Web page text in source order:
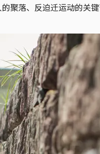
聚落、反迫迁运动的